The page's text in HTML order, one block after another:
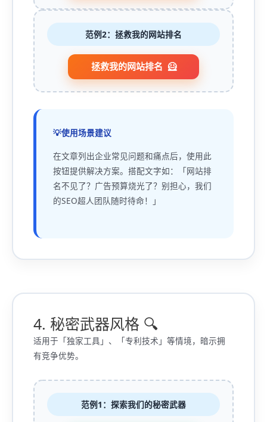
范例2：拯救我的网站排名
拯救我的网站排名
使用场景建议
在文章列出企业常见问题和痛点后，使用此
按钮提供解决方案。搭配文字如：「网站排
名不见了？广告预算烧光了？别担心，我们
的SEO超人团队随时待命！」
4. 秘密武器风格 🔍
适用于「独家工具」、「专利技术」等情境，暗示拥
有竞争优势。
范例1：探索我们的秘密武器